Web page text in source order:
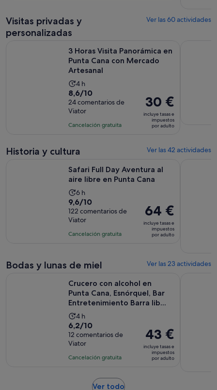
8 horas
por
adulto
Visitas privadas y
personalizadas
Ver las 60 actividades
3 Horas Visita Panorámica en
Punta Cana con Mercado
Artesanal
La
duración
de
la
actividad
4 horas
4 h
8.6
sobre
10
con
8,6/10
24 comentarios de
Viator
Cancelación gratuita
El
precio
es
de
por
30 €
incluye tasas e
impuestos
por adulto
Historia y cultura Ver las 42 actividades
Safari Full Day Aventura al
aire libre en Punta Cana
La
duración
de
la
actividad
6 horas
6 h
9.6
sobre
10
con
9,6/10
122 comentarios de
Viator
Cancelación gratuita
El
precio
es
de
por
adulto
64 €
incluye tasas e
impuestos
por adulto
Bodas y lunas de miel Ver las 23 actividades
Crucero con alcohol en
Punta Cana, Esnórquel, Bar
Entretenimiento Barra lib...
La
duración
de
la
actividad
4 h
6.2
sobre
10
con
comentarios
6,2/10
12 comentarios de
Viator
Cancelación gratuita
El
precio
es
de
43 €
incluye tasas e
impuestos
por adulto
Ver todoSe